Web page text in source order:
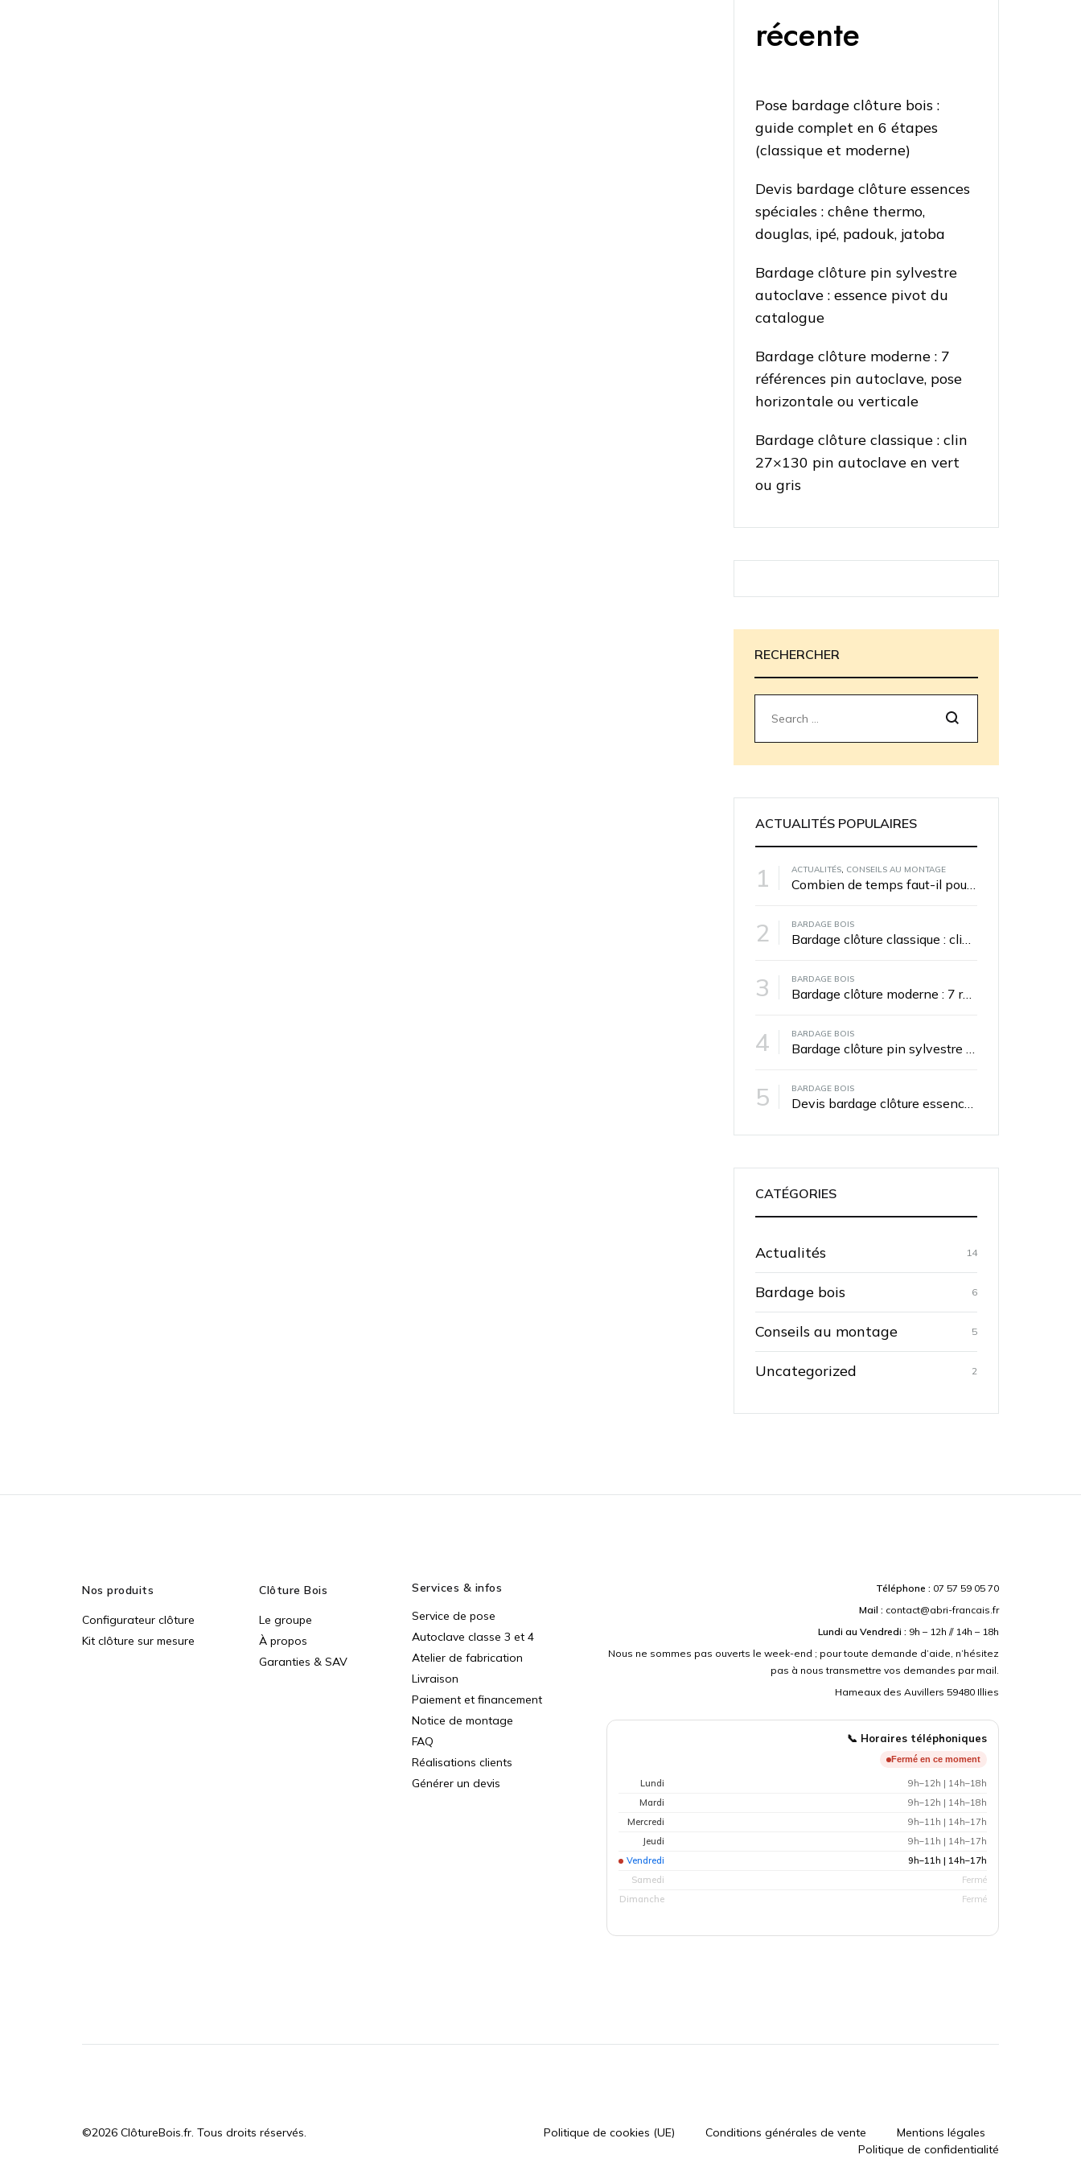
récente
Pose bardage clôture bois :
guide complet en 6 étapes
(classique et moderne)
Devis bardage clôture essences
spéciales : chêne thermo,
douglas, ipé, padouk, jatoba
Bardage clôture pin sylvestre
autoclave : essence pivot du
catalogue
Bardage clôture moderne : 7
références pin autoclave, pose
horizontale ou verticale
Bardage clôture classique : clin
27×130 pin autoclave en vert
ou gris
RECHERCHER
Rechercher
ACTUALITÉS POPULAIRES
1 ACTUALITÉS, CONSEILS AU MONTAGE
2 BARDAGE BOIS
3 BARDAGE BOIS
Bardage clôture moderne : 7 références pin autoclave, pose horizontale ou verticale
4 BARDAGE BOIS
5 BARDAGE BOIS
CATÉGORIES
Actualités 14
Bardage bois 6
Conseils au montage 5
Uncategorized 2
Nos produits
Configurateur clôture
Kit clôture sur mesure
Clôture Bois
Le groupe
À propos
Garanties & SAV
Services & infos
Service de pose
Autoclave classe 3 et 4
Atelier de fabrication
Livraison
Paiement et financement
Notice de montage
FAQ
Réalisations clients
Générer un devis
Téléphone : 07 57 59 05 70
Mail : contact@abri-francais.fr
Lundi au Vendredi : 9h – 12h // 14h – 18h
Nous ne sommes pas ouverts le week-end ; pour toute demande d’aide, n’hésitez
pas à nous transmettre vos demandes par mail.
Hameaux des Auvillers 59480 Illies
📞 Horaires téléphoniques
Fermé en ce moment
Lundi
9h–12h | 14h–18h
Mardi
9h–12h | 14h–18h
Mercredi
9h–11h | 14h–17h
Jeudi
9h–11h | 14h–17h
Vendredi
9h–11h | 14h–17h
Samedi
Fermé
Dimanche
Fermé
©2026 ClôtureBois.fr. Tous droits réservés. Politique de cookies (UE) Conditions générales de vente
Mentions légales
Politique de confidentialité